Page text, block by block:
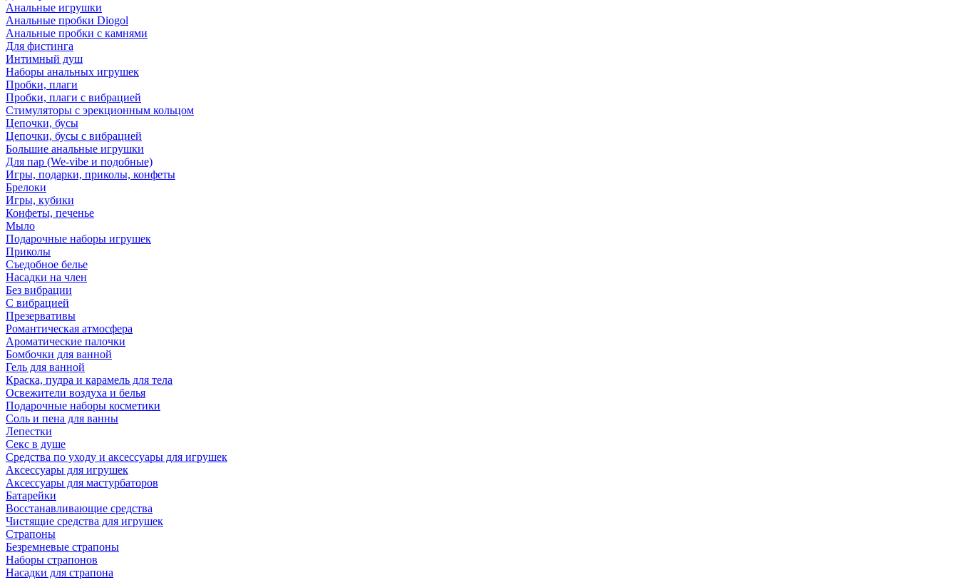
Анальные игрушки
Анальные пробки Diogol
Анальные пробки с камнями
Для фистинга
Интимный душ
Наборы анальных игрушек
Пробки, плаги
Пробки, плаги с вибрацией
Стимуляторы с эрекционным кольцом
Цепочки, бусы
Цепочки, бусы с вибрацией
Большие анальные игрушки
Для пар (We-vibe и подобные)
Игры, подарки, приколы, конфеты
Брелоки
Игры, кубики
Конфеты, печенье
Мыло
Подарочные наборы игрушек
Приколы
Съедобное белье
Насадки на член
Без вибрации
С вибрацией
Презервативы
Романтическая атмосфера
Ароматические палочки
Бомбочки для ванной
Гель для ванной
Краска, пудра и карамель для тела
Освежители воздуха и белья
Подарочные наборы косметики
Соль и пена для ванны
Лепестки
Секс в душе
Средства по уходу и аксессуары для игрушек
Аксессуары для игрушек
Аксессуары для мастурбаторов
Батарейки
Восстанавливающие средства
Чистящие средства для игрушек
Страпоны
Безремневые страпоны
Наборы страпонов
Насадки для страпона